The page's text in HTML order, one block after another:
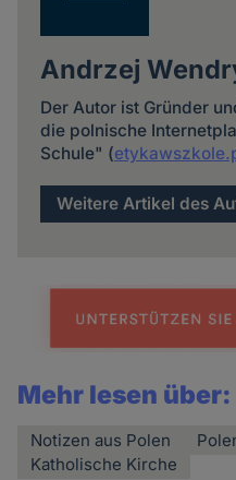
Andrzej
Der Autor ist Gründer
die polnische
Schule" (
Weitere Artikel des
Mehr lesen über:
Notizen aus Polen
Katholische Kirche